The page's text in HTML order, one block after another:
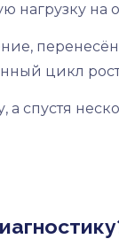
нагрузку на
цикл
спустя